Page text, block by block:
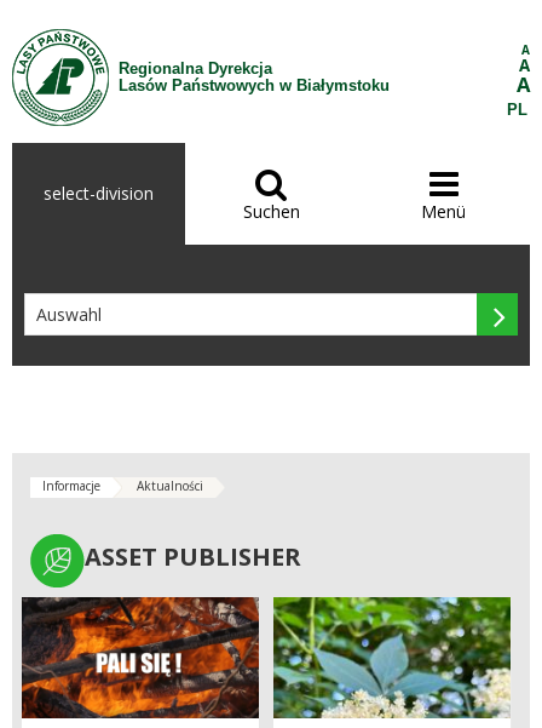
Zum Inhalt wechseln
Regionalna Dyrekcja
Lasów Państwowych w Białymstoku
A
A
A
PL
select-division 
Suchen

Menü

Informacje Aktualności
ASSET PUBLISHER
ASSET PUBLISHER